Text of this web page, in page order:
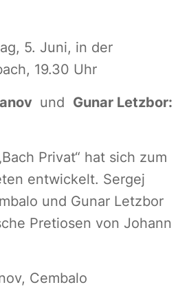
5. Juni, in der
19.30 Uhr
und Gunar Letzbor:
Privat“ hat sich zum
entwickelt. Sergej
und Gunar Letzbor
Pretiosen von Johann
Cembalo